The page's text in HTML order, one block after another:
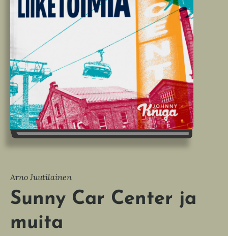
Arno Juutilainen
Sunny Car Center ja
muita